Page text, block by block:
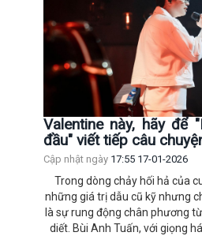
Valentine này, hãy để
đầu" viết tiếp câu
Cập nhật ngày 17:55 17-01-2026
Trong dòng chảy hối hả của
những giá trị dẫu cũ kỹ nhưng
là sự rung động chân phương
diết. Bùi Anh Tuấn, với giọng